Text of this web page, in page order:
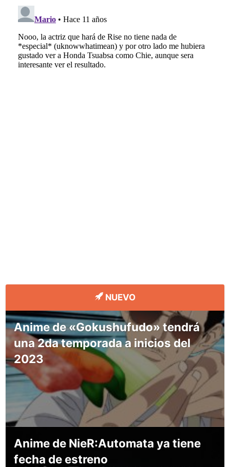
NUEVO
Anime de «Gokushufudo» tendrá
una 2da temporada a inicios del
2023
Anime de NieR:Automata ya tiene
fecha de estreno